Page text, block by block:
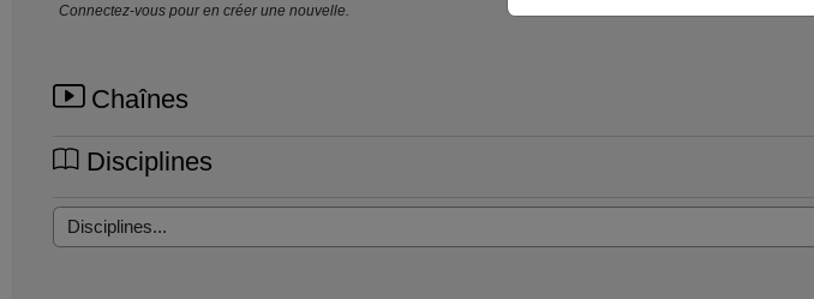
Connectez-vous pour en créer une nouvelle.
Chaînes
Disciplines